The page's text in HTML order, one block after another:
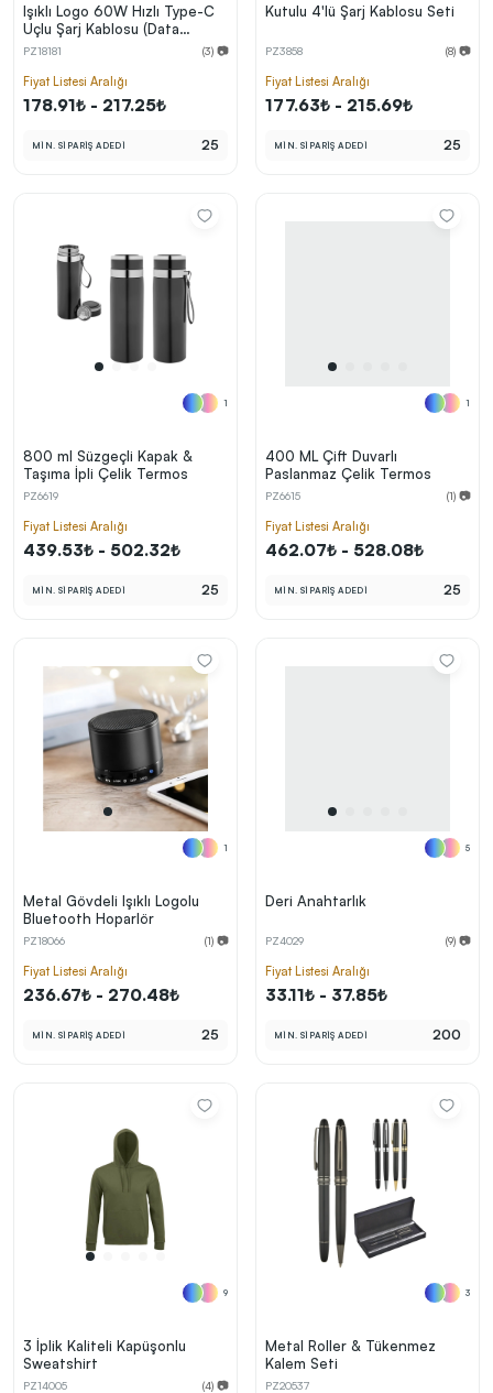
Işıklı Logo 60W Hızlı Type-C
Uçlu Şarj Kablosu (Data
Transferli)
PZ18181 (3) 📷
Fiyat Listesi Aralığı
178.91₺ - 217.25₺
MİN. SİPARİŞ ADEDİ 25
Kutulu 4'lü Şarj Kablosu Seti
PZ3858 (8) 📷
Fiyat Listesi Aralığı
177.63₺ - 215.69₺
MİN. SİPARİŞ ADEDİ 25
1
800 ml Süzgeçli Kapak &
Taşıma İpli Çelik Termos
PZ6619
Fiyat Listesi Aralığı
439.53₺ - 502.32₺
MİN. SİPARİŞ ADEDİ 25
1
400 ML Çift Duvarlı
Paslanmaz Çelik Termos
PZ6615 (1) 📷
Fiyat Listesi Aralığı
462.07₺ - 528.08₺
MİN. SİPARİŞ ADEDİ 25
1
Metal Gövdeli Işıklı Logolu
Bluetooth Hoparlör
PZ18066 (1) 📷
Fiyat Listesi Aralığı
236.67₺ - 270.48₺
MİN. SİPARİŞ ADEDİ 25
5
Deri Anahtarlık
PZ4029 (9) 📷
Fiyat Listesi Aralığı
33.11₺ - 37.85₺
MİN. SİPARİŞ ADEDİ 200
9
3 İplik Kaliteli Kapüşonlu
Sweatshirt
PZ14005 (4) 📷
3
Metal Roller & Tükenmez
Kalem Seti
PZ20537